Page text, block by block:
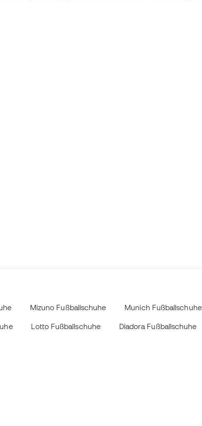
Mizuno Fußballschuhe Munich Fußballschuhe
Lotto Fußballschuhe Diadora Fußballschuhe